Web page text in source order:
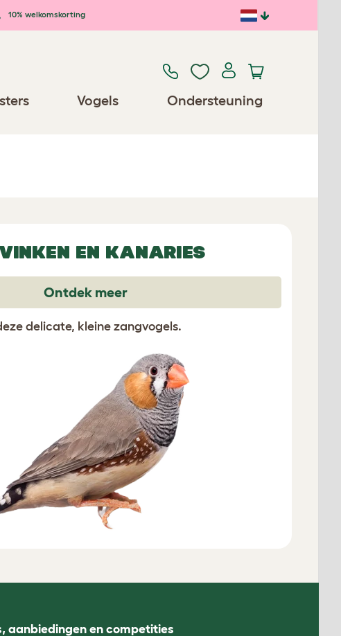
10% welkomskorting
Vogels Ondersteuning
EN KANARIES
delicate, kleine zangvogels.
Ontdek meer
aanbiedingen en competities